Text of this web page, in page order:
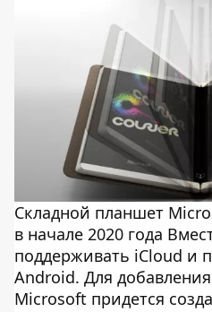
Складной планшет
в начале 2020 года
поддерживать iCloud и
Android. Для
Microsoft придется